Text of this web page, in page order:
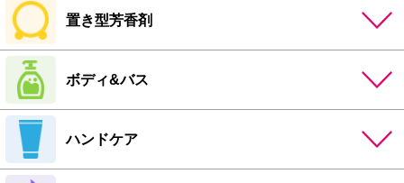
置き型芳香剤
ボディ&バス
ハンドケア